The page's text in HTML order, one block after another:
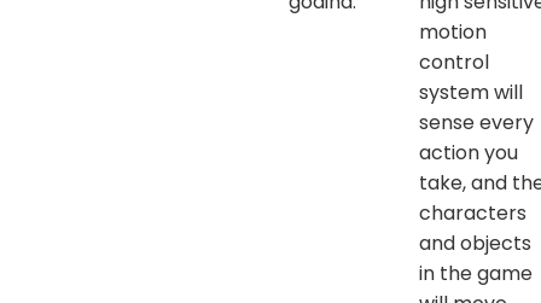
motion
control
system will
sense every
action you
take, and
characters
and objects
in the game